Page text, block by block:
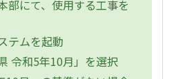
にて、使用する工事を
テムを起動
令和5年10月」を選択